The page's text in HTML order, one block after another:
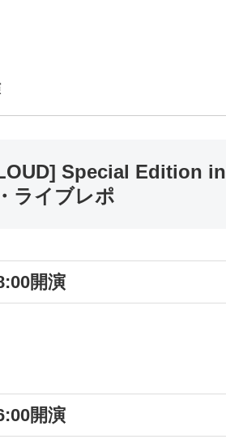
Special Edition in
ライブレポ
開演
開演